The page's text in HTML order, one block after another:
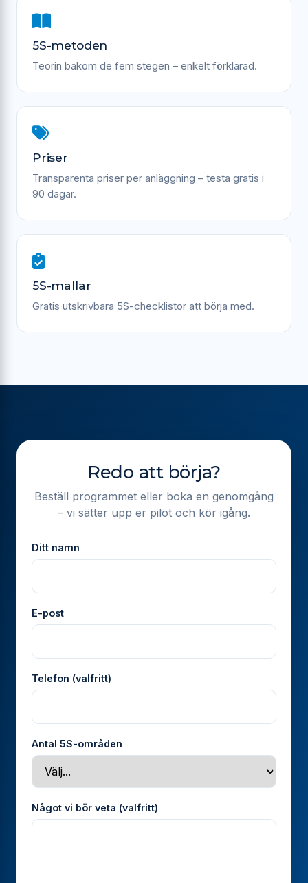
5S-metoden
Teorin bakom de fem stegen – enkelt förklarad.
Priser
Transparenta priser per anläggning – testa gratis i
90 dagar.
5S-mallar
Gratis utskrivbara 5S-checklistor att börja med.
Redo att börja?
Beställ programmet eller boka en genomgång
– vi sätter upp er pilot och kör igång.
Ditt namn
E-post
Telefon (valfritt)
Antal 5S-områden
Något vi bör veta (valfritt)